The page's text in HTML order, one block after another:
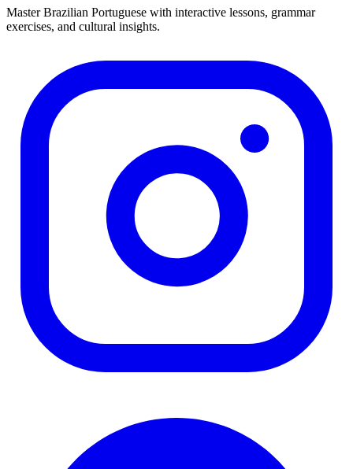
Master Brazilian Portuguese with interactive lessons, grammar
exercises, and cultural insights.